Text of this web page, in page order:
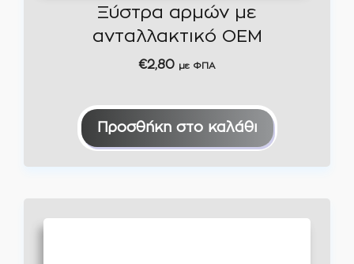
Ξύστρα αρμών με
ανταλλακτικό OEM
€2,80 με ΦΠΑ
Προσθήκη στο καλάθι